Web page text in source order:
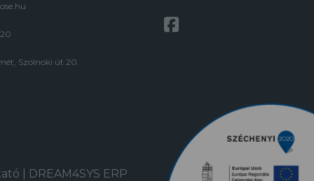
Szolnoki út 20.
DREAM4SYS ERP